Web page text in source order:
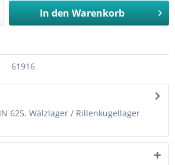
In den Warenkorb
61916
625. Wälzlager / Rillenkugellager